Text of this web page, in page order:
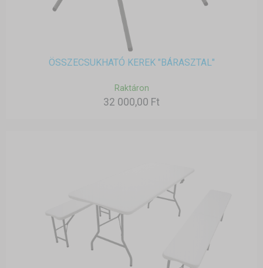
ÖSSZECSUKHATÓ KEREK "BÁRASZTAL"
Raktáron
32 000,00 Ft